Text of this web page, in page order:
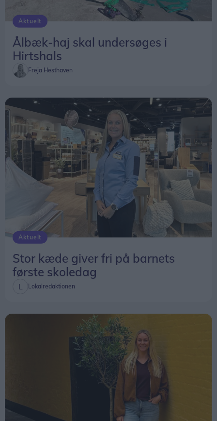
Aktuelt
Ålbæk-haj skal undersøges i
Hirtshals
Freja Hesthaven
Aktuelt
Stor kæde giver fri på barnets
første skoledag
Lokalredaktionen